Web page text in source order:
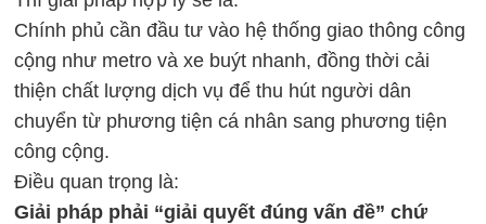
Chính phủ cần đầu tư vào hệ thống giao thông công
cộng như metro và xe buýt nhanh, đồng thời cải
thiện chất lượng dịch vụ để thu hút người dân
chuyển từ phương tiện cá nhân sang phương tiện
công cộng.
Điều quan trọng là:
Giải pháp phải “giải quyết đúng vấn đề” chứ